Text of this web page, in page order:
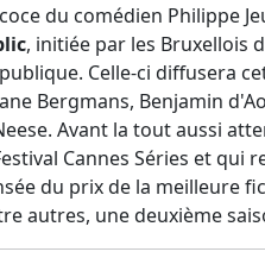
du comédien Philippe
, initiée par les Bruxellois
Celle-ci diffusera
Bergmans, Benjamin
Avant la tout aussi
du prix de la meilleure
autres, une deuxième